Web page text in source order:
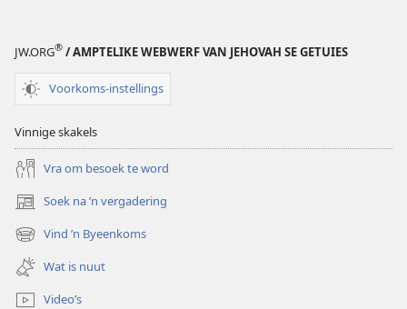
JW.ORG® / AMPTELIKE WEBWERF VAN JEHOVAH SE GETUIES
Voorkoms-instellings
Vinnige skakels
Vra om besoek te word
Soek na ’n vergadering
(maak
nuwe
venster
oop)
Vind ’n Byeenkoms
(maak
nuwe
venster
oop)
Wat is nuut
Video’s